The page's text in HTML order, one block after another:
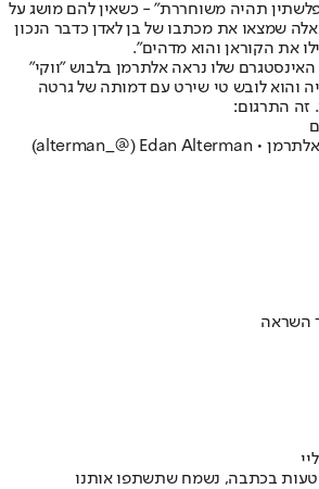
תהיה משוחררת" - כשאין להם מושג על
שמצאו את מכתבו של בן לאדן כדבר הנכון
את הקוראן והוא מדהים".
שלו נראה אלתרמן בלבוש "ווקי"
והוא לובש טי שירט עם דמותה של גרטה
זה התרגום:
השראה
טעות בכתבה, נשמח שתשתפו אותנו